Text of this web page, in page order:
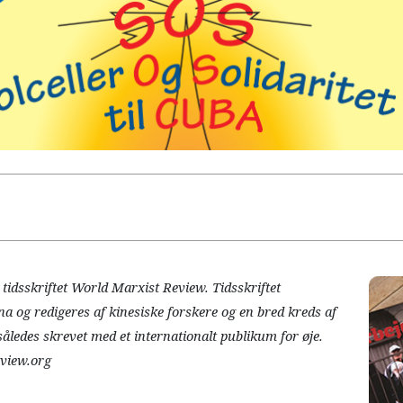
World Marxist Review. Tidsskriftet
og redigeres af kinesiske forskere og en bred kreds af
skrevet med et internationalt publikum for øje.